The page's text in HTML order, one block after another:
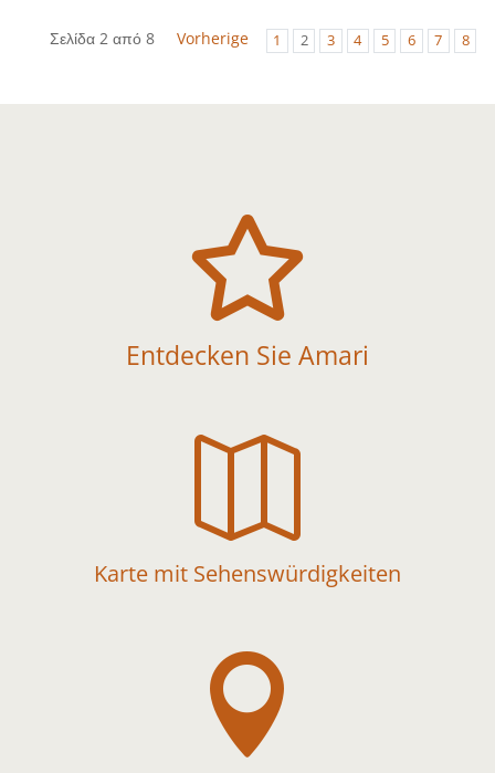
Σελίδα 2 από 8 Vorherige 1 2 3 4 5 6 7 8

Entdecken Sie Amari

Karte mit Sehenswürdigkeiten
